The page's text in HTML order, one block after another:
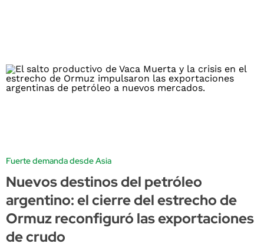
Fuerte demanda desde Asia
Nuevos destinos del petróleo
argentino: el cierre del estrecho de
Ormuz reconfiguró las exportaciones
de crudo